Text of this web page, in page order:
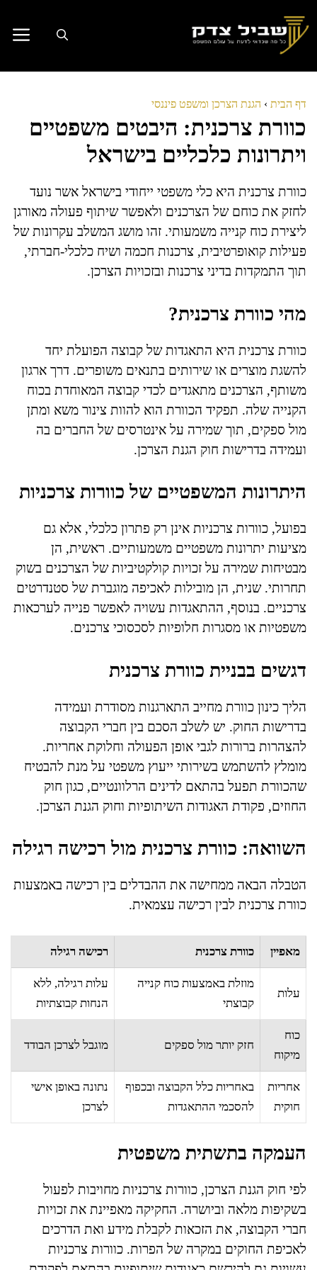
לתוכן
דף הבית › הגנת הצרכן ומשפט פיננסי
כוורת צרכנית: היבטים משפטיים
ויתרונות כלכליים בישראל
כוורת צרכנית היא כלי משפטי ייחודי בישראל אשר נועד
לחזק את כוחם של הצרכנים ולאפשר שיתוף פעולה מאורגן
ליצירת כוח קנייה משמעותי. זהו מושג המשלב עקרונות של
פעילות קואופרטיבית, צרכנות חכמה ושיח כלכלי-חברתי,
תוך התמקדות בדיני צרכנות ובזכויות הצרכן.
מהי כוורת צרכנית?
כוורת צרכנית היא התאגדות של קבוצה הפועלת יחד
להשגת מוצרים או שירותים בתנאים משופרים. דרך ארגון
משותף, הצרכנים מתאגדים לכדי קבוצה המאוחדת בכוח
הקנייה שלה. תפקיד הכוורת הוא להוות צינור משא ומתן
מול ספקים, תוך שמירה על אינטרסים של החברים בה
ועמידה בדרישות חוק הגנת הצרכן.
היתרונות המשפטיים של כוורות צרכניות
בפועל, כוורות צרכניות אינן רק פתרון כלכלי, אלא גם
מציעות יתרונות משפטיים משמעותיים. ראשית, הן
מבטיחות שמירה על זכויות קולקטיביות של הצרכנים בשוק
תחרותי. שנית, הן מובילות לאכיפה מוגברת של סטנדרטים
צרכניים. בנוסף, ההתאגדות עשויה לאפשר פנייה לערכאות
משפטיות או מסגרות חלופיות לסכסוכי צרכנים.
דגשים בבניית כוורת צרכנית
הליך כינון כוורת מחייב התארגנות מסודרת ועמידה
בדרישות החוק. יש לשלב הסכם בין חברי הקבוצה
להצהרות ברורות לגבי אופן הפעולה וחלוקת אחריות.
מומלץ להשתמש בשירותי ייעוץ משפטי על מנת להבטיח
שהכוורת תפעל בהתאם לדינים הרלוונטיים, כגון חוק
החוזים, פקודת האגודות השיתופיות וחוק הגנת הצרכן.
השוואה: כוורת צרכנית מול רכישה רגילה
הטבלה הבאה ממחישה את ההבדלים בין רכישה באמצעות
כוורת צרכנית לבין רכישה עצמאית.
מאפיין כוורת צרכנית רכישה רגילה
עלות
מוזלת באמצעות כוח קנייה
קבוצתי
עלות רגילה, ללא
הנחות קבוצתיות
כוח
מיקוח
חזק יותר מול ספקים מוגבל לצרכן הבודד
אחריות
חוקית
באחריות כלל הקבוצה ובכפוף
להסכמי ההתאגדות
נתונה באופן אישי
לצרכן
העמקה בתשתית משפטית
לפי חוק הגנת הצרכן, כוורות צרכניות מחויבות לפעול
בשקיפות מלאה וביושרה. החקיקה מאפיינת את זכויות
חברי הקבוצה, את הזכאות לקבלת מידע ואת הדרכים
לאכיפת החוקים במקרה של הפרות. כוורות צרכניות